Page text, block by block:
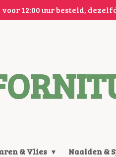
voor 12:00 uur besteld,
& Vlies Naalden &